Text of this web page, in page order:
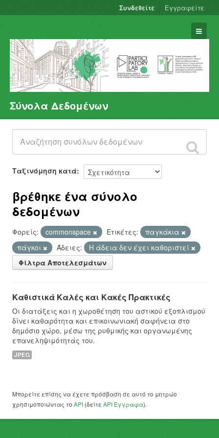
Συνδεθείτε Εγγραφείτε
Σύνολα Δεδομένων
Φορείς
Ομάδες
Σχετικά
Σύνολα Δεδομένων
Ταξινόμηση κατά
βρέθηκε ένα σύνολο
δεδομένων
Φορείς: commonspace Ετικέτες:
παγκάκια
πάγκοι
Άδειες:
Η άδεια δεν έχει καθοριστεί
Φίλτρα Αποτελεσμάτων
Καθιστικά Καλές και Κακές Πρακτικές
Οι διατάξεις και η χωροθέτηση του αστικού εξοπλισμού
δίνει καθαρότητα και επικοινωνιακή σαφήνεια στο
δημόσιο χώρο, μέσω της ρυθμικής και οργανωμένης
επανεληψιμότητάς του.
JPEG
Μπορείτε επίσης να έχετε πρόσβαση σε αυτό το μητρώο
χρησιμοποιώντας το API (δείτε API Έγγραφα).